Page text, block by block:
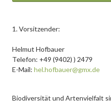
1. Vorsitzender:
Helmut Hofbauer
Telefon: +49 (9402) ) 2479
E-Mail: hel.hofbauer@gmx.de
Biodiversität und Artenvielfalt